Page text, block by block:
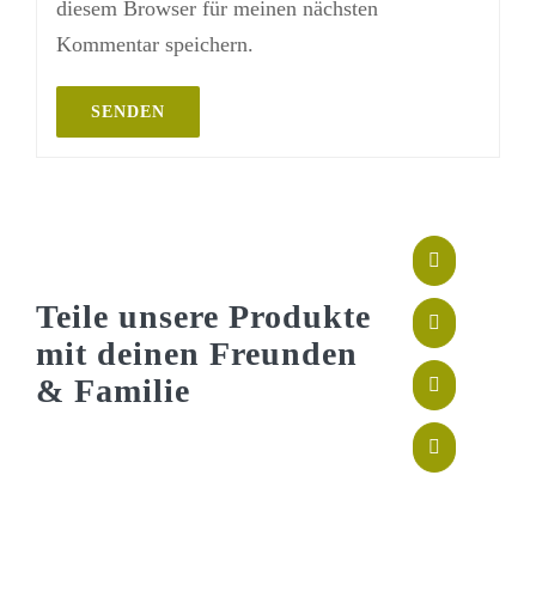
diesem Browser für meinen nächsten
Kommentar speichern.
Teile unsere Produkte
mit deinen Freunden
& Familie